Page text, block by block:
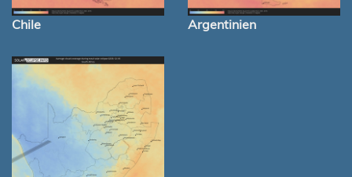
Chile Argentinien